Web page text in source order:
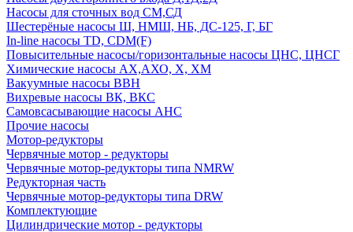
Насосы для сточных вод СМ,СД
Шестерёные насосы Ш, НМШ, НБ, ДС-125, Г, БГ
In-line насосы TD, CDM(F)
Повысительные насосы/горизонтальные насосы ЦНС, ЦНСГ
Химические насосы АХ,АХО, Х, ХМ
Вакуумные насосы ВВН
Вихревые насосы ВК, ВКС
Самовсасывающие насосы АНС
Прочие насосы
Мотор-редукторы
Червячные мотор - редукторы
Червячные мотор-редукторы типа NMRW
Редукторная часть
Червячные мотор-редукторы типа DRW
Комплектующие
Цилиндрические мотор - редукторы